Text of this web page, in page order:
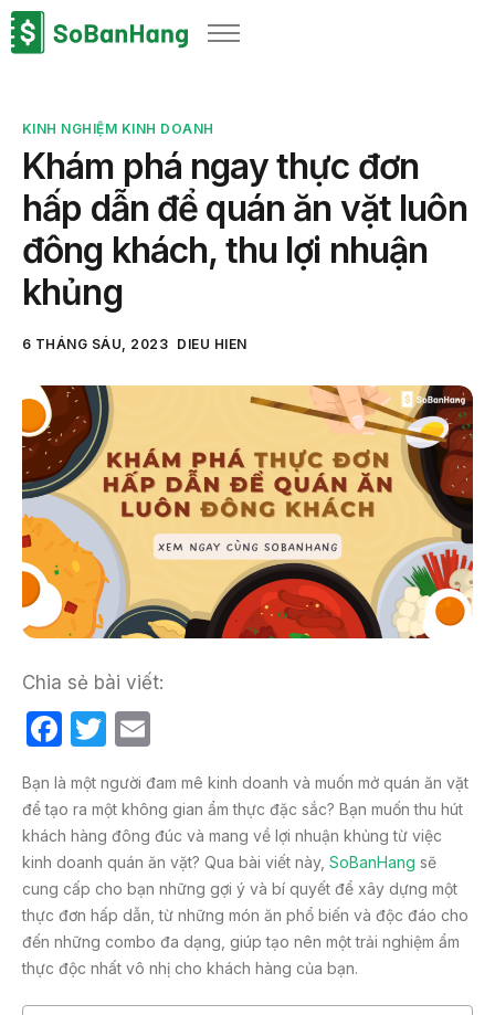
Sản phẩm
Bảng giá
Blog
Thông tin thuế
Về chúng tôi
KINH NGHIỆM KINH DOANH
Khám phá ngay thực đơn
hấp dẫn để quán ăn vặt luôn
đông khách, thu lợi nhuận
khủng
6 THÁNG SÁU, 2023 DIEU HIEN
Chia sẻ bài viết:
F
c
e
b
o
o
k
T
itt
er
ail
Bạn là một người đam mê kinh doanh và muốn mở quán ăn vặt
để tạo ra một không gian ẩm thực đặc sắc? Bạn muốn thu hút
khách hàng đông đúc và mang về lợi nhuận khủng từ việc
kinh doanh quán ăn vặt? Qua bài viết này, SoBanHang sẽ
cung cấp cho bạn những gợi ý và bí quyết để xây dựng một
thực đơn hấp dẫn, từ những món ăn phổ biến và độc đáo cho
đến những combo đa dạng, giúp tạo nên một trải nghiệm ẩm
thực độc nhất vô nhị cho khách hàng của bạn.